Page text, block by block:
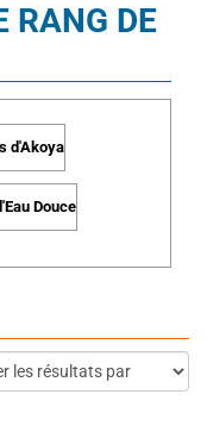
RANG DE
d'Akoya
Douce